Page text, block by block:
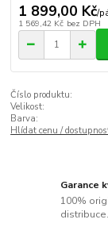
1 899,00 Kč/
1 569,42 Kč bez DPH
Číslo produktu:
Velikost:
Barva:
Hlídat cenu /
Garance
100%
distribuce.